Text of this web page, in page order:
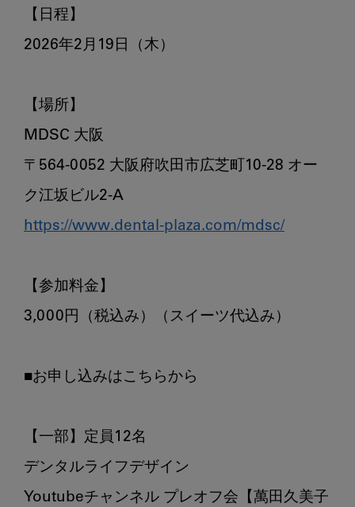
【日程】
2026年2月19日（木）
【場所】
MDSC 大阪
〒564-0052 大阪府吹田市広芝町10-28 オー
https://www.dental-plaza.com/mdsc/
【参加料金】
3,000円（税込み）（スイーツ代込み）
■お申し込みはこちらから
【一部】定員12名
デンタルライフデザイン
Youtubeチャンネル プレオフ会【萬田久美子